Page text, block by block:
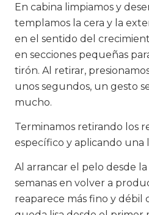
En cabina limpiamos y
templamos la cera y la
en el sentido del
en secciones pequeñas
tirón. Al retirar,
unos segundos, un gesto
mucho.
Terminamos retirando los
específico y aplicando una
Al arrancar el pelo desde
semanas en volver a
reaparece más fino y débil